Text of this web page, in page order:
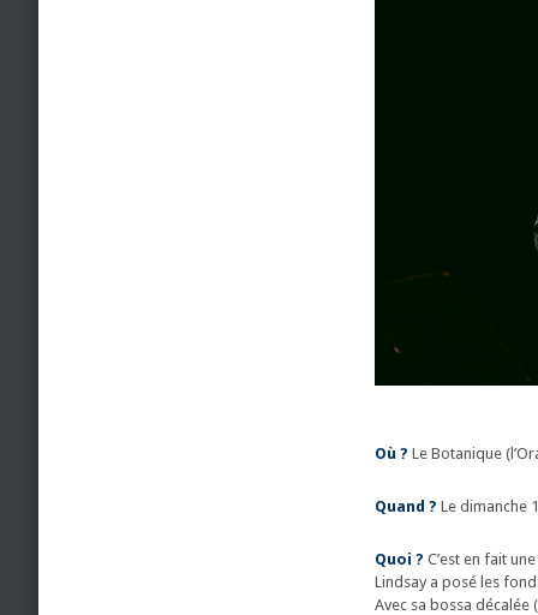
Où ? Le Botanique
Quand ? Le dimanche
Quoi ? C’est en fait
Lindsay a posé les
Avec sa bossa décalée